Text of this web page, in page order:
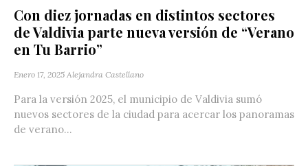
Con diez jornadas en distintos sectores
de Valdivia parte nueva versión de “Verano
en Tu Barrio”
Enero 17, 2025 Alejandra Castellano
Para la versión 2025, el municipio de Valdivia sumó
nuevos sectores de la ciudad para acercar los panoramas
de verano...